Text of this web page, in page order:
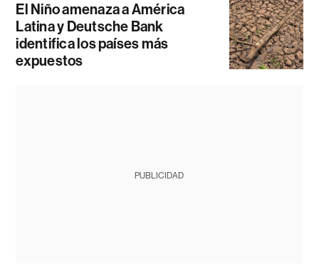
El Niño amenaza a América
Latina y Deutsche Bank
identifica los países más
expuestos
PUBLICIDAD